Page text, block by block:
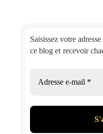
Saisissez votre
ce blog et recevoir